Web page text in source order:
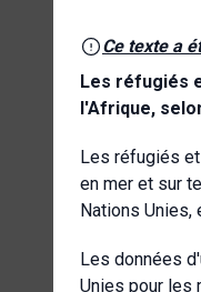
Ce texte a
Les réfugiés
l'Afrique,
Les réfugiés
en mer et sur
Nations Unies,
Les données
Unies pour les